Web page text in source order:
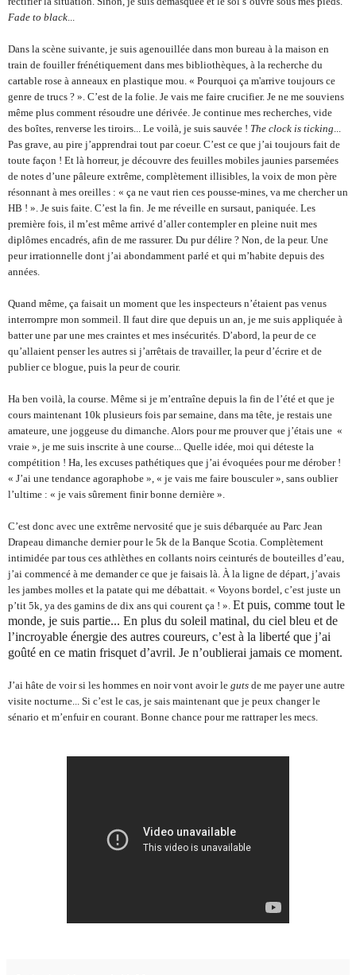
Fade to black
Dans la scène suivante, je suis agenouillée dans mon bureau à la maison en
train de fouiller frénétiquement dans mes bibliothèques, à la recherche du
cartable rose à anneaux en plastique mou. « Pourquoi ça m'arrive toujours ce
genre de trucs ? ». C’est de la folie. Je vais me faire crucifier. Je ne me souviens
même plus comment résoudre une dérivée. Je continue mes recherches, vide
des boîtes, renverse les tiroirs... Le voilà, je suis sauvée ! The clock is ticking
Pas grave, au pire j’apprendrai tout par coeur. C’est ce que j’ai toujours fait de
toute façon ! Et là horreur, je découvre des feuilles mobiles jaunies parsemées
de notes d’une pâleure extrême, complètement illisibles, la voix de mon père
résonnant à mes oreilles : « ça ne vaut rien ces pousse-mines, va me chercher un
HB ! ». Je suis faite. C’est la fin. Je me réveille en sursaut, paniquée. Les
première fois, il m’est même arrivé d’aller contempler en pleine nuit mes
diplômes encadrés, afin de me rassurer. Du pur délire ? Non, de la peur. Une
peur irrationnelle dont j’ai abondamment parlé et qui m’habite depuis des
années.
Quand même, ça faisait un moment que les inspecteurs n’étaient pas venus
batter une par une mes craintes et mes insécurités. D’abord, la peur de ce
qu’allaient penser les autres si j’arrêtais de travailler, la peur d’écrire et de
publier ce blogue, puis la peur de courir.
Ha ben voilà, la course. Même si je m’entraîne depuis la fin de l’été et que je
cours maintenant 10k plusieurs fois par semaine, dans ma tête, je restais une
amateure, une joggeuse du dimanche. Alors pour me prouver que j’étais une  «
vraie », je me suis inscrite à une course... Quelle idée, moi qui déteste la
compétition ! Ha, les excuses pathétiques que j’ai évoquées pour me dérober !
« J’ai une tendance agoraphobe », « je vais me faire bousculer », sans oublier
l’ultime : « je vais sûrement finir bonne dernière ».
C’est donc avec une extrême nervosité que je suis débarquée au Parc Jean
Drapeau dimanche dernier pour le 5k de la Banque Scotia. Complètement
intimidée par tous ces athlèthes en collants noirs ceinturés de bouteilles d’eau,
j’ai commencé à me demander ce que je faisais là. À la ligne de départ, j’avais
les jambes molles et la patate qui me débattait. « Voyons bordel, c’est juste un
p’tit 5k, ya des gamins de dix ans qui courent ça ! ». Et puis, comme tout le
monde, je suis partie... En plus du soleil matinal, du ciel bleu et de
l’incroyable énergie des autres coureurs, c’est à la liberté que j’ai
goûté en ce matin frisquet d’avril. Je n’oublierai jamais ce moment.
J’ai hâte de voir si les hommes en noir vont avoir le guts de me payer une autre
visite nocturne... Si c’est le cas, je sais maintenant que je peux changer le
sénario et m’enfuir en courant. Bonne chance pour me rattraper les mecs.